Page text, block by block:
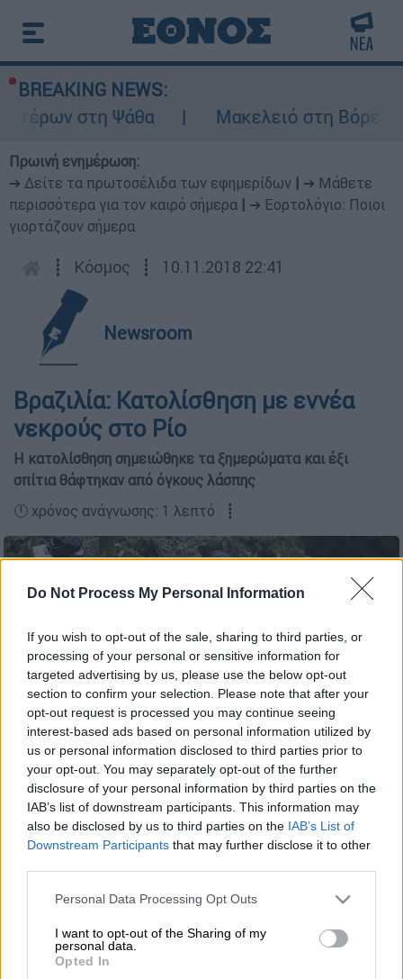
Do Not Process My Personal Information
If you wish to opt-out of the sale, sharing to third parties, or
processing of your personal or sensitive information for
targeted advertising by us, please use the below opt-out
section to confirm your selection. Please note that after your
opt-out request is processed you may continue seeing
interest-based ads based on personal information utilized by
us or personal information disclosed to third parties prior to
your opt-out. You may separately opt-out of the further
disclosure of your personal information by third parties on the
IAB’s list of downstream participants. This information may
also be disclosed by us to third parties on the IAB’s List of
Downstream Participants that may further disclose it to other
Please note that this website/app uses one or more Google
not limited to your visit or usage behaviour. You may click to
grant or deny consent to Google and its third-party tags to
use your data for below specified purposes in below Google
Personal Data Processing Opt Outs
I want to opt-out of the Sharing of my
personal data.
Opted In
BREAKING NEWS:
στη Ψάθα
Μακελειό στη Βόρεια
Πρωινή ενημέρωση:
➔ Δείτε τα πρωτοσέλιδα των εφημερίδων
➔ Μάθετε
περισσότερα για τον καιρό σήμερα
➔ Εορτολόγιο: Ποιοι
γιορτάζουν σήμερα
┋ Κόσμος ┋ 10.11.2018 22:41
Newsroom
Βραζιλία: Κατολίσθηση με εννέα
νεκρούς στο Ρίο
Η κατολίσθηση σημειώθηκε τα ξημερώματα και έξι
σπίτια θάφτηκαν από όγκους λάσπης
🕛 χρόνος ανάγνωσης: 1 λεπτό ┋
Εικόνες από την καταστροφή που προκάλεσε η κατολίσθηση
(AP)
Προσθέστε το ΕΘΝΟΣ στη Google
τους σήμερα σε μια κατολίσθηση που
σημειώθηκε στο Νιτερόι, κοντά στο
Ρίο ντε
Τζανέιρο, μετέδωσε το Γαλλικό Πρακτορείο